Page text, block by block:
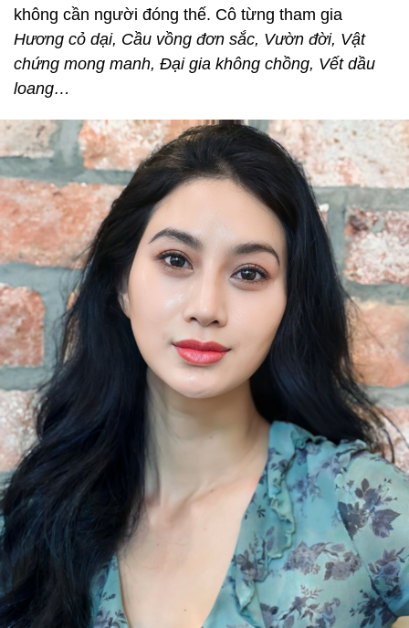
không cần người đóng thế. Cô từng tham gia
Hương cỏ dại, Cầu vồng đơn sắc, Vườn đời, Vật
chứng mong manh, Đại gia không chồng, Vết dầu
loang…